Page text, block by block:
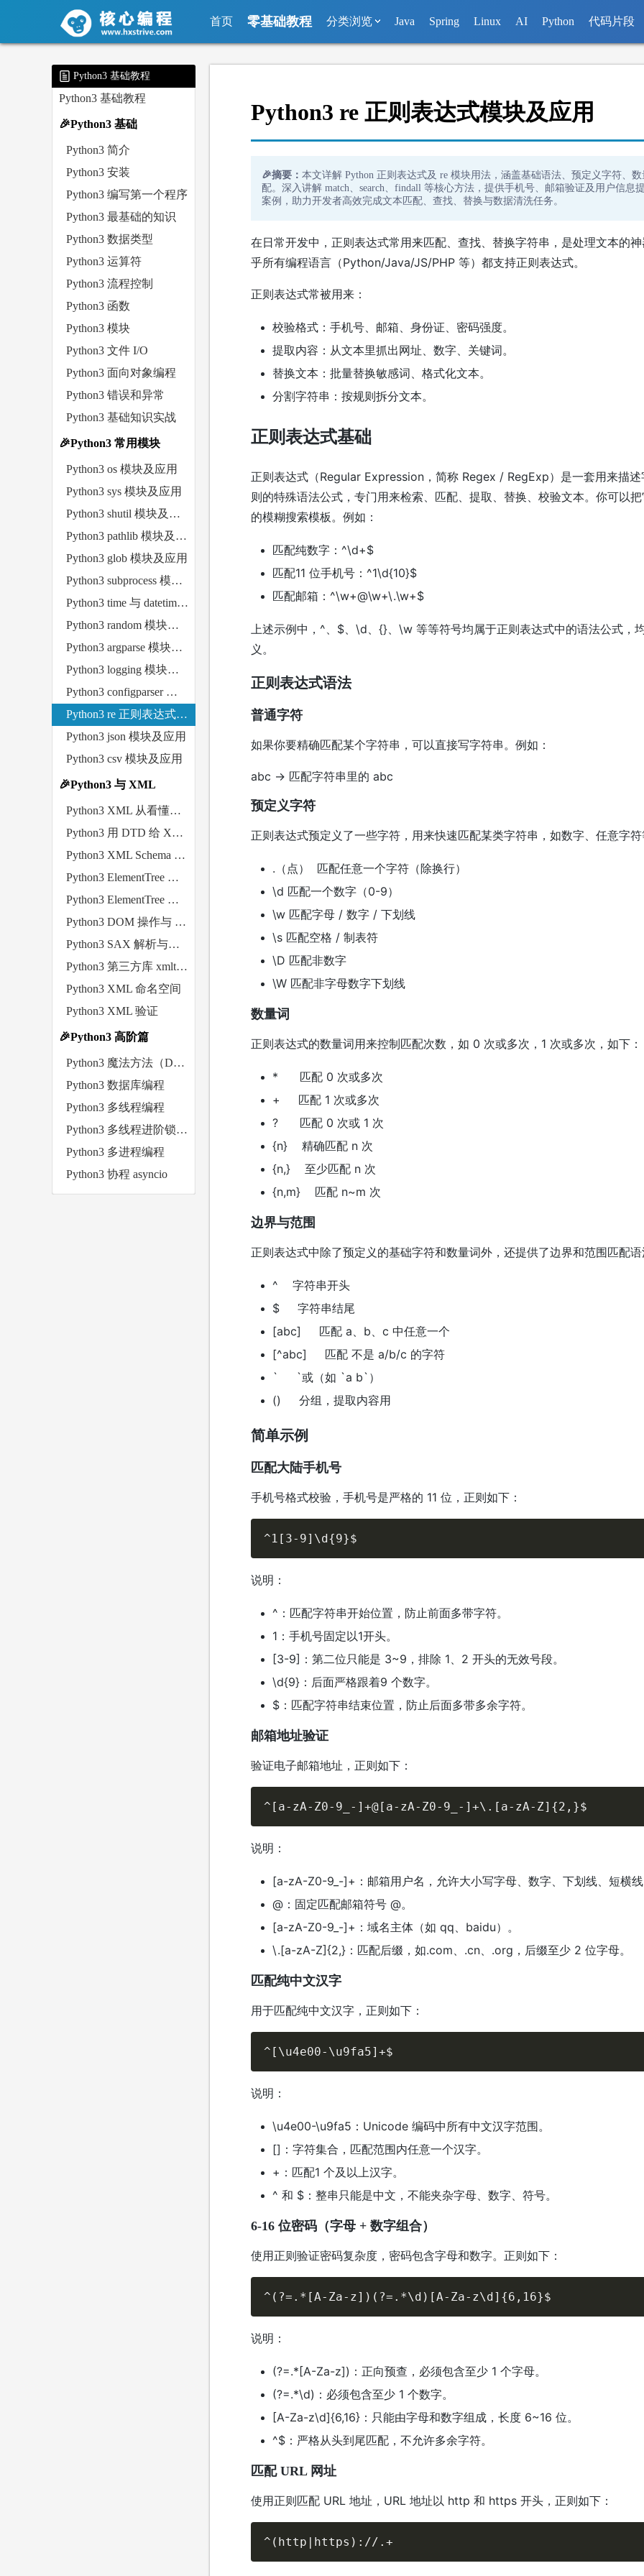
首页 零基础教程 分类浏览 Java Spring Linux AI Python 代码片段
Python3 基础教程
Python3 基础教程
🎉Python3 基础
Python3 简介
Python3 安装
Python3 编写第一个程序
Python3 最基础的知识
Python3 数据类型
Python3 运算符
Python3 流程控制
Python3 函数
Python3 模块
Python3 文件 I/O
Python3 面向对象编程
Python3 错误和异常
Python3 基础知识实战
🎉Python3 常用模块
Python3 os 模块及应用
Python3 sys 模块及应用
Python3 shutil 模块及应用
Python3 pathlib 模块及应用
Python3 glob 模块及应用
Python3 subprocess 模块及应用
Python3 time 与 datetime 模块及应用
Python3 random 模块及应用
Python3 argparse 模块及应用
Python3 logging 模块及应用
Python3 configparser 模块及应用
Python3 re 正则表达式模块及应用
Python3 json 模块及应用
Python3 csv 模块及应用
🎉Python3 与 XML
Python3 XML 从看懂到会写
Python3 用 DTD 给 XML 立规矩
Python3 XML Schema 比 DTD 更强大的约束工具
Python3 ElementTree 基础操作
Python3 ElementTree 高级用法
Python3 DOM 操作与 xml.dom.minidom
Python3 SAX 解析与事件驱动
Python3 第三方库 xmltodict 与 lxml
Python3 XML 命名空间
Python3 XML 验证
🎉Python3 高阶篇
Python3 魔法方法（Dunder Methods）
Python3 数据库编程
Python3 多线程编程
Python3 多线程进阶锁工具
Python3 多进程编程
Python3 协程 asyncio
Python3 re 正则表达式模块及应用
🎉摘要： 本文详解 Python 正则表达式及 re 模块用法，涵盖基础语法、预定义字符、
配。深入讲解 match、search、findall 等核心方法，提供手机号、邮箱验证及用户信息
案例，助力开发者高效完成文本匹配、查找、替换与数据清洗任务。
在日常开发中，正则表达式常用来匹配、查找、替换字符串，是处理文本的
乎所有编程语言（Python/Java/JS/PHP 等）都支持正则表达式。
正则表达式常被用来：
校验格式：手机号、邮箱、身份证、密码强度。
提取内容：从文本里抓出网址、数字、关键词。
替换文本：批量替换敏感词、格式化文本。
分割字符串：按规则拆分文本。
正则表达式基础
正则表达式（Regular Expression，简称 Regex / RegExp）是一套用来描述
则的特殊语法公式，专门用来检索、匹配、提取、替换、校验文本。你可以
的模糊搜索模板。例如：
匹配纯数字：^\d+$
匹配11 位手机号：^1\d{10}$
匹配邮箱：^\w+@\w+\.\w+$
上述示例中，^、$、\d、{}、\w 等等符号均属于正则表达式中的语法公式，
义。
正则表达式语法
普通字符
如果你要精确匹配某个字符串，可以直接写字符串。例如：
abc → 匹配字符串里的 abc
预定义字符
正则表达式预定义了一些字符，用来快速匹配某类字符串，如数字、任意字符
.（点） 匹配任意一个字符（除换行）
\d 匹配一个数字（0-9）
\w 匹配字母 / 数字 / 下划线
\s 匹配空格 / 制表符
\D 匹配非数字
\W 匹配非字母数字下划线
数量词
正则表达式的数量词用来控制匹配次数，如 0 次或多次，1 次或多次，如下：
* 匹配 0 次或多次
+ 匹配 1 次或多次
? 匹配 0 次或 1 次
{n} 精确匹配 n 次
{n,} 至少匹配 n 次
{n,m} 匹配 n~m 次
边界与范围
正则表达式中除了预定义的基础字符和数量词外，还提供了边界和范围匹配语
^ 字符串开头
$ 字符串结尾
[abc] 匹配 a、b、c 中任意一个
[^abc] 匹配 不是 a/b/c 的字符
` `或（如 `a b`）
() 分组，提取内容用
简单示例
匹配大陆手机号
手机号格式校验，手机号是严格的 11 位，正则如下：
^1[3-9]\d{9}$
说明：
^：匹配字符串开始位置，防止前面多带字符。
1：手机号固定以1开头。
[3-9]：第二位只能是 3~9，排除 1、2 开头的无效号段。
\d{9}：后面严格跟着9 个数字。
$：匹配字符串结束位置，防止后面多带多余字符。
邮箱地址验证
验证电子邮箱地址，正则如下：
^[a-zA-Z0-9_-]+@[a-zA-Z0-9_-]+\.[a-zA-Z]{2,}$
说明：
[a-zA-Z0-9_-]+：邮箱用户名，允许大小写字母、数字、下划线、短横线
@：固定匹配邮箱符号 @。
[a-zA-Z0-9_-]+：域名主体（如 qq、baidu）。
\.[a-zA-Z]{2,}：匹配后缀，如.com、.cn、.org，后缀至少 2 位字母。
匹配纯中文汉字
用于匹配纯中文汉字，正则如下：
^[\u4e00-\u9fa5]+$
说明：
\u4e00-\u9fa5：Unicode 编码中所有中文汉字范围。
[]：字符集合，匹配范围内任意一个汉字。
+：匹配1 个及以上汉字。
^ 和 $：整串只能是中文，不能夹杂字母、数字、符号。
6-16 位密码（字母 + 数字组合）
使用正则验证密码复杂度，密码包含字母和数字。正则如下：
^(?=.*[A-Za-z])(?=.*\d)[A-Za-z\d]{6,16}$
说明：
(?=.*[A-Za-z])：正向预查，必须包含至少 1 个字母。
(?=.*\d)：必须包含至少 1 个数字。
[A-Za-z\d]{6,16}：只能由字母和数字组成，长度 6~16 位。
^$：严格从头到尾匹配，不允许多余字符。
匹配 URL 网址
使用正则匹配 URL 地址，URL 地址以 http 和 https 开头，正则如下：
^(http|https)://.+